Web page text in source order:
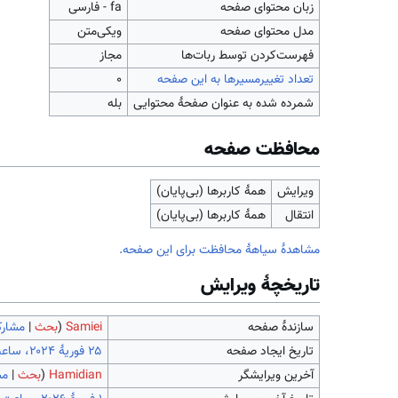
زبان محتوای صفحه
fa - فارسی
مدل محتوای صفحه
ویکی‌متن
‌فهرست‌کردن توسط ربات‌ها
مجاز
تعداد تغییرمسیرها به این صفحه
۰
شمرده شده به عنوان صفحهٔ محتوایی
بله
محافظت صفحه
ویرایش
همهٔ کاربرها (بی‌پایان)
انتقال
همهٔ کاربرها (بی‌پایان)
مشاهدۀ سیاهۀ محافظت برای این صفحه.
تاریخچۀ ویرایش
سازندۀ صفحه Samiei
(بحث|
تاریخ ایجاد صفحه
آخرین ویرایشگر
Hamidian
(بحث|